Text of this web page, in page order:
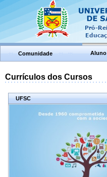
Comunidade Aluno
Currículos dos Cursos
UFSC